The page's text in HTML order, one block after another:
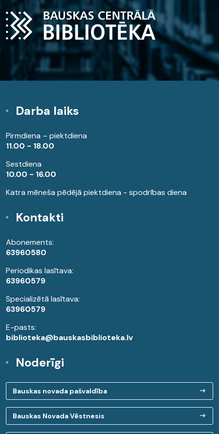
Darba laiks
Pirmdiena – piektdiena
11.00 - 18.00
Sestdiena
10.00 - 16.00
Katra mēneša pēdējā piektdiena - spodrības diena
Kontakti
Abonements:
63960580
Periodikas lasītava:
63960579
Specializētā lasītava:
63960579
E-pasts:
biblioteka@bauskasbiblioteka.lv
Noderīgi
Bauskas novada pašvaldība
Bauskas Novada Vēstnesis